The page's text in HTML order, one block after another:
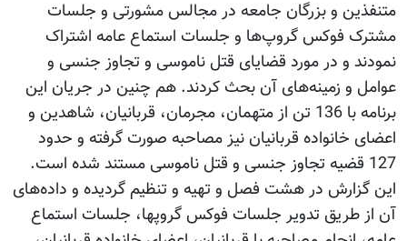
متنفذین و بزرگان جامعه در مجالس مشورتی و جلسات
مشترک فوکس گروپ‌ها و جلسات استماع عامه اشتراک
نمودند و در مورد قضایای قتل ناموسی و تجاوز جنسی و
عوامل و زمینه‌های آن بحث کردند. هم چنین در جریان این
برنامه با 136 تن از متهمان، مجرمان، قربانیان، شاهدین و
اعضای خانواده قربانیان نیز مصاحبه صورت گرفته و حدود
127 قضیه تجاوز جنسی و قتل ناموسی مستند شده است.
این گزارش در هشت فصل و تهیه و تنظیم گردیده و داده‌های
آن از طریق تدویر جلسات فوکس گروپ‫ها، جلسات استماع